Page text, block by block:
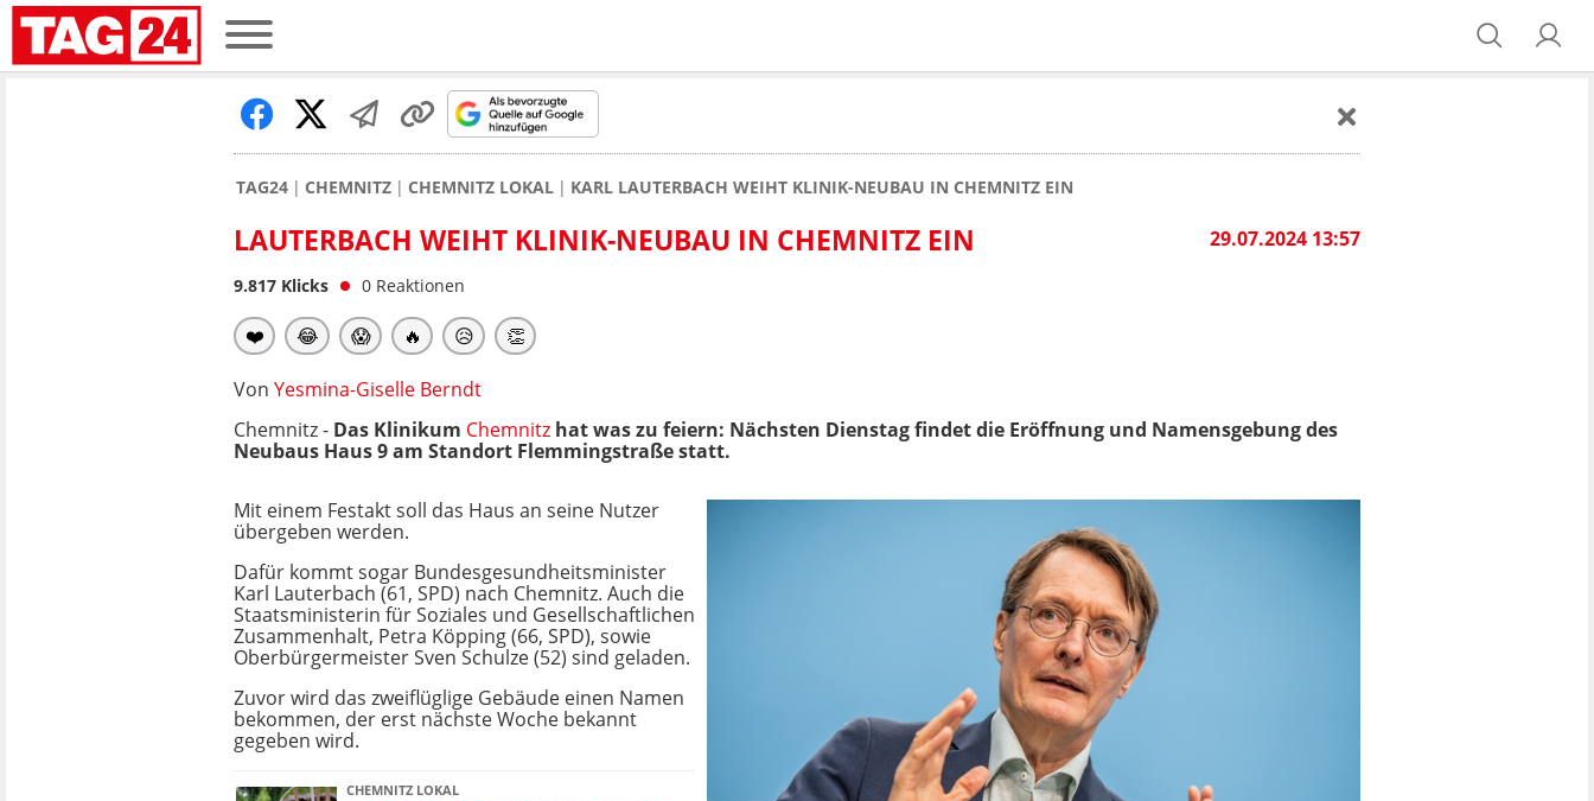
TAG24 CHEMNITZ CHEMNITZ LOKAL KARL LAUTERBACH WEIHT KLINIK-NEUBAU IN CHEMNITZ EIN
29.07.2024 13:57
LAUTERBACH WEIHT KLINIK-NEUBAU IN CHEMNITZ EIN
9.817 Klicks 0 Reaktionen
❤️ 😂 😱 🔥 😥 👏
Von Yesmina-Giselle Berndt
Chemnitz - Das Klinikum Chemnitz hat was zu feiern: Nächsten Dienstag findet die Eröffnung und Namensgebung des
Neubaus Haus 9 am Standort Flemmingstraße statt.
Mit einem Festakt soll das Haus an seine Nutzer
übergeben werden.
Dafür kommt sogar Bundesgesundheitsminister
Karl Lauterbach (61, SPD) nach Chemnitz. Auch die
Staatsministerin für Soziales und Gesellschaftlichen
Zusammenhalt, Petra Köpping (66, SPD), sowie
Oberbürgermeister Sven Schulze (52) sind geladen.
Zuvor wird das zweiflüglige Gebäude einen Namen
bekommen, der erst nächste Woche bekannt
gegeben wird.
CHEMNITZ LOKAL